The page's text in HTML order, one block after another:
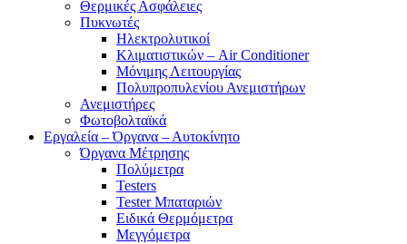
Θερμικές Ασφάλειες
Πυκνωτές
Ηλεκτρολυτικοί
Κλιματιστικών – Air Conditioner
Μόνιμης Λειτουργίας
Πολυπροπυλενίου Ανεμιστήρων
Ανεμιστήρες
Φωτοβολταϊκά
Εργαλεία – Όργανα – Αυτοκίνητο
Όργανα Μέτρησης
Πολύμετρα
Testers
Tester Μπαταριών
Ειδικά Θερμόμετρα
Μεγγόμετρα